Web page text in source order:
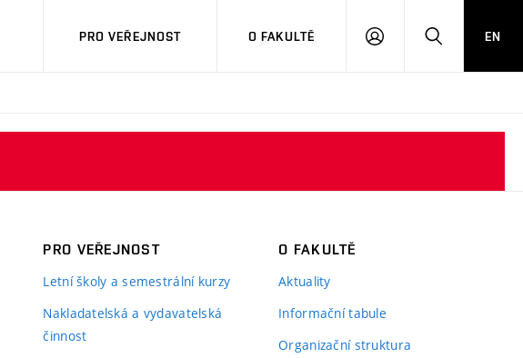
PRO VEŘEJNOST O FAKULTĚ
PŘIHLÁSITHLEDAT
EN
PRO VEŘEJNOST
Letní školy a semestrální kurzy
Nakladatelská a vydavatelská
činnost
O FAKULTĚ
Aktuality
Informační tabule
Organizační struktura